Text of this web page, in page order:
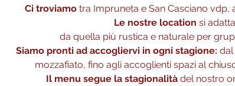
Ci troviamotra Impruneta e San Casciano vdp,
Le nostre location si
da quella più rustica e naturale per
Siamo pronti ad accogliervi in ogni stagione: dal
mozzafiato, fino agli accoglienti spazi al
Il menu segue la stagionalità del nostro